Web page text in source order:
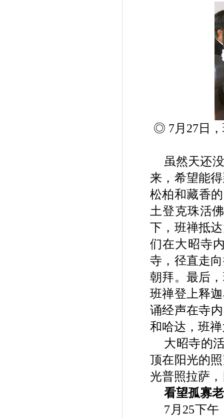
◎ 7月27日
虽然天还
来，希望能
松柏和藏香
土登克珠活
下，班禅抵
们在大昭寺
寺，径直走
朝拜。最后
班禅登上释
诵经声在寺
和哈达，班
大昭寺的
顶在阳光的
光普照拉萨
看望孤寡
7月25下